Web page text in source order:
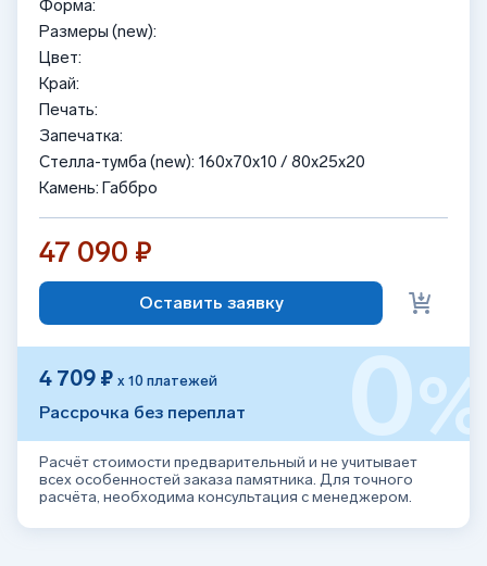
Форма:
Размеры (new):
Цвет:
Край:
Печать:
Запечатка:
Стелла-тумба (new): 160x70x10 / 80x25x20
Камень: Габбро
47 090 ₽
Оставить заявку
4 709 ₽ х 10 платежей
Рассрочка без переплат 0%
Расчёт стоимости предварительный и не учитывает
всех особенностей заказа памятника. Для точного
расчёта, необходима консультация с менеджером.